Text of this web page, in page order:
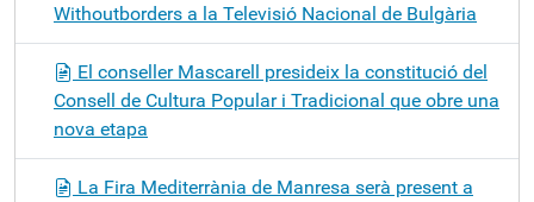
Withoutborders a la Televisió Nacional de Bulgària
El conseller Mascarell presideix la constitució del
Consell de Cultura Popular i Tradicional que obre una
nova etapa
La Fira Mediterrània de Manresa serà present a